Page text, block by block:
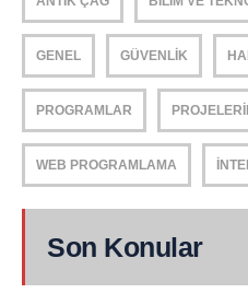
GENEL GÜVENLIK
PROGRAMLAR
WEB PROGRAMLAMA
Son Konular